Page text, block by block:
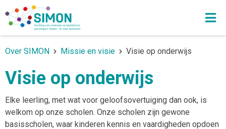
Over SIMON Missie en visie Visie op onderwijs
Visie op onderwijs
Elke leerling, met wat voor geloofsovertuiging dan ook, is
welkom op onze scholen. Onze scholen zijn gewone
basisscholen, waar kinderen kennis en vaardigheden opdoen